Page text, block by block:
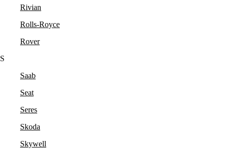
Rivian
Rolls-Royce
Rover
S
Saab
Seat
Seres
Skoda
Skywell